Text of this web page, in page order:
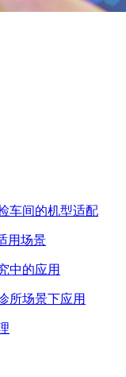
车间的机型适配
用场景
中的应用
所场景下应用